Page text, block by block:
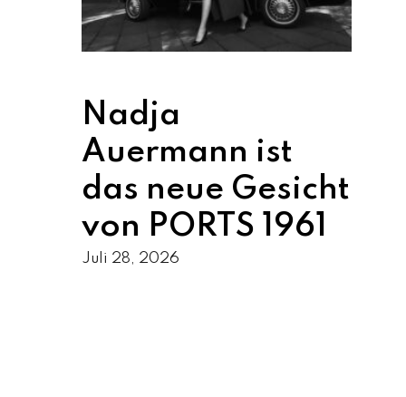
Nadja
Auermann ist
das neue Gesicht
von PORTS 1961
Juli 28, 2026